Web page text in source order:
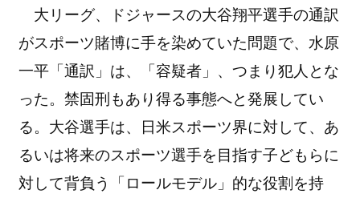
大リーグ、ドジャースの大谷翔平選手の通訳
がスポーツ賭博に手を染めていた問題で、水原
一平「通訳」は、「容疑者」、つまり犯人とな
った。禁固刑もあり得る事態へと発展してい
る。大谷選手は、日米スポーツ界に対して、あ
るいは将来のスポーツ選手を目指す子どもらに
対して背負う「ロールモデル」的な役割を持